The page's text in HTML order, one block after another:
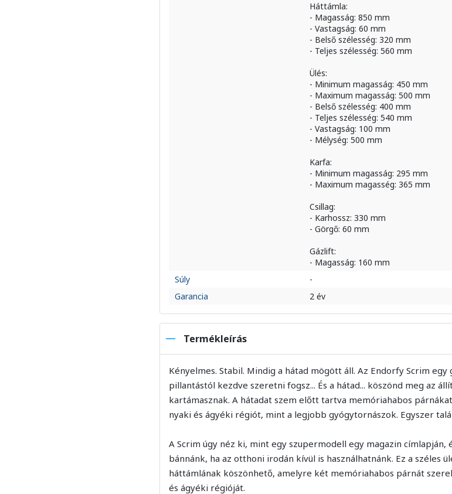
Háttámla:
- Magasság: 850 mm
- Vastagság: 60 mm
- Belső szélesség: 320 mm
- Teljes szélesség: 560 mm
Ülés:
- Minimum magasság: 450 mm
- Maximum magasság: 500 mm
- Belső szélesség: 400 mm
- Teljes szélesség: 540 mm
- Vastagság: 100 mm
- Mélység: 500 mm
Karfa:
- Minimum magasság: 295 mm
- Maximum magasség: 365 mm
Csillag:
- Karhossz: 330 mm
- Görgő: 60 mm
Gázlift:
- Magasság: 160 mm
Súly
-
Garancia
2 év
Termékleírás
Kényelmes. Stabil. Mindig a hátad mögött áll. Az Endorfy Scrim
pillantástól kezdve szeretni fogsz... És a hátad... köszönd meg az
kartámasznak. A hátadat szem előtt tartva memóriahabos
nyaki és ágyéki régiót, mint a legjobb gyógytornászok. Egyszer
A Scrim úgy néz ki, mint egy szupermodell egy magazin címlapján,
bánnánk, ha az otthoni irodán kívül is használhatnánk. Ez a széles
háttámlának köszönhető, amelyre két memóriahabos párnát
és ágyéki régióját.